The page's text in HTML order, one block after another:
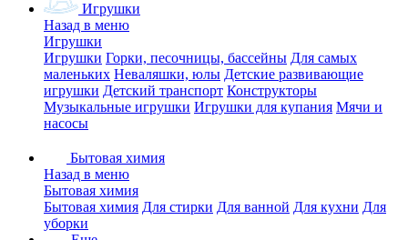
Игрушки
Назад в меню
Игрушки
Игрушки Горки, песочницы, бассейны Для самых
маленьких Неваляшки, юлы Детские развивающие
игрушки Детский транспорт Конструкторы
Музыкальные игрушки Игрушки для купания Мячи и
насосы
Бытовая химия
Назад в меню
Бытовая химия
Бытовая химия Для стирки Для ванной Для кухни Для
уборки